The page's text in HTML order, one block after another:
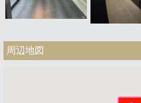
周辺地図